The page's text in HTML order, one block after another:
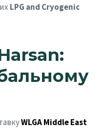
LPG and Cryogenic
WLGA Middle East